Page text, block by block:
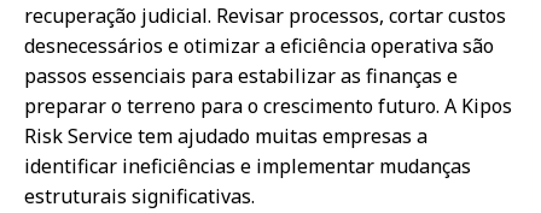
recuperação judicial. Revisar processos, cortar custos
desnecessários e otimizar a eficiência operativa são
passos essenciais para estabilizar as finanças e
preparar o terreno para o crescimento futuro. A Kipos
Risk Service tem ajudado muitas empresas a
identificar ineficiências e implementar mudanças
estruturais significativas.